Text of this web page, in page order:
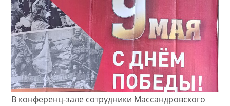
В конференц-зале сотрудники Массандровского